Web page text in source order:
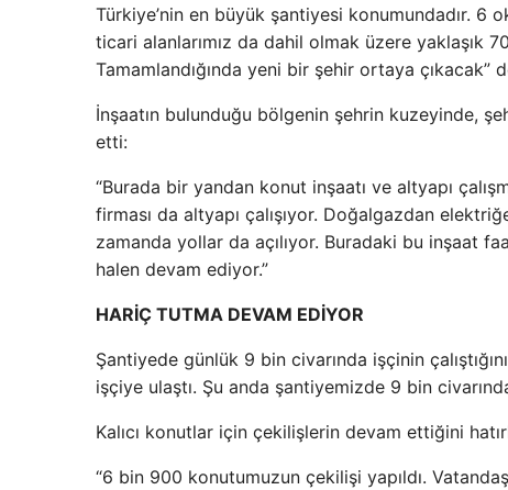
Türkiye’nin en büyük şantiyesi konumundadır. 6
ticari alanlarımız da dahil olmak üzere yaklaşık
Tamamlandığında yeni bir şehir ortaya çıkacak”
İnşaatın bulunduğu bölgenin şehrin kuzeyinde,
etti:
“Burada bir yandan konut inşaatı ve altyapı
firması da altyapı çalışıyor. Doğalgazdan
zamanda yollar da açılıyor. Buradaki bu inşaat
halen devam ediyor.”
HARİÇ TUTMA DEVAM EDİYOR
Şantiyede günlük 9 bin civarında işçinin
işçiye ulaştı. Şu anda şantiyemizde 9 bin
Kalıcı konutlar için çekilişlerin devam ettiğini
“6 bin 900 konutumuzun çekilişi yapıldı.